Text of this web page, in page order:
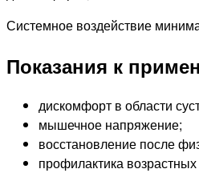
Системное воздействие
Показания к
дискомфорт в области
мышечное напряжение;
восстановление после
профилактика